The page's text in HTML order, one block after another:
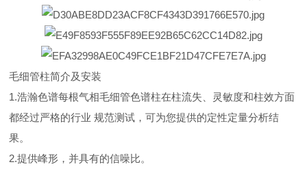
毛细管柱简介及安装
1.浩瀚色谱每根气相毛细管色谱柱在柱流失、灵敏度和柱效方面
都经过严格的行业 规范测试，可为您提供的定性定量分析结
果。
2.提供峰形，并具有的信噪比。